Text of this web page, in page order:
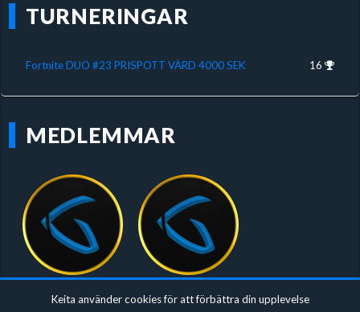
TURNERINGAR
Fortnite DUO #23 PRISPOTT VÄRD 4000 SEK 16
MEDLEMMAR
KS F/A Matin
Keita använder cookies för att förbättra din upplevelse